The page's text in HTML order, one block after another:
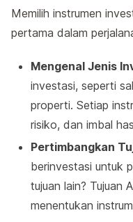
Memilih instrumen
pertama dalam
Mengenal Jenis
investasi, seperti
properti. Setiap
risiko, dan imbal
Pertimbangkan
berinvestasi untuk
tujuan lain? Tujuan
menentukan